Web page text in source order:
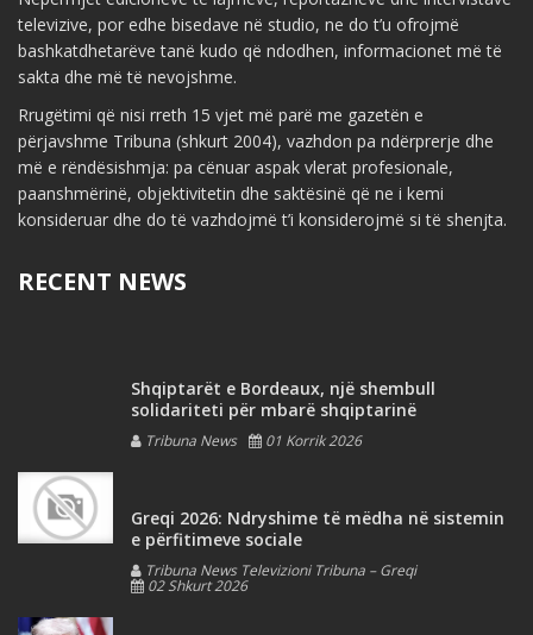
televizive, por edhe bisedave në studio, ne do t’u ofrojmë
bashkatdhetarëve tanë kudo që ndodhen, informacionet më të
sakta dhe më të nevojshme.
Rrugëtimi që nisi rreth 15 vjet më parë me gazetën e
përjavshme Tribuna (shkurt 2004), vazhdon pa ndërprerje dhe
më e rëndësishmja: pa cënuar aspak vlerat profesionale,
paanshmërinë, objektivitetin dhe saktësinë që ne i kemi
konsideruar dhe do të vazhdojmë t’i konsiderojmë si të shenjta.
RECENT NEWS
Shqiptarët e Bordeaux, një shembull
solidariteti për mbarë shqiptarinë
Tribuna News 01 Korrik 2026
Greqi 2026: Ndryshime të mëdha në sistemin
e përfitimeve sociale
Tribuna News Televizioni Tribuna – Greqi
02 Shkurt 2026